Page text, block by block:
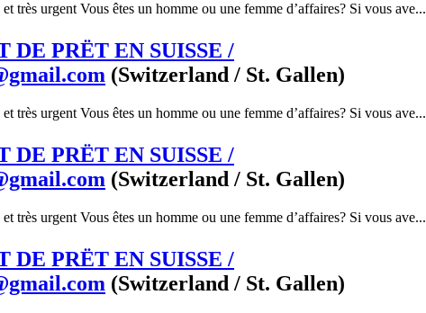
très urgent Vous êtes un homme ou une femme d’affaires? Si vous ave...
DE PRËT EN SUISSE /
(Switzerland / St. Gallen)
très urgent Vous êtes un homme ou une femme d’affaires? Si vous ave...
DE PRËT EN SUISSE /
(Switzerland / St. Gallen)
très urgent Vous êtes un homme ou une femme d’affaires? Si vous ave...
DE PRËT EN SUISSE /
(Switzerland / St. Gallen)